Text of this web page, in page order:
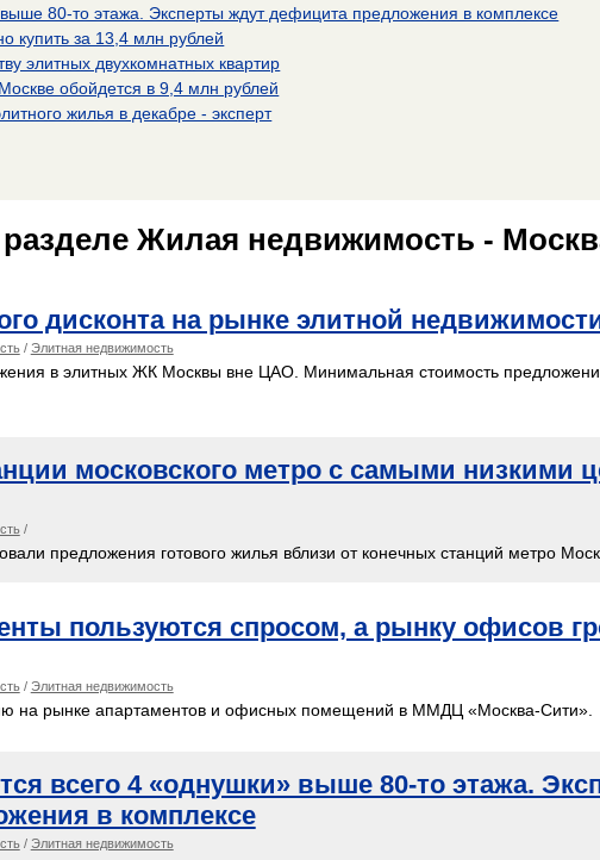
80-то этажа. Эксперты ждут дефицита предложения в комплексе
за 13,4 млн рублей
элитных двухкомнатных квартир
обойдется в 9,4 млн рублей
жилья в декабре - эксперт
Жилая недвижимость -
дисконта на рынке элитной
/ Элитная недвижимость
в элитных ЖК Москвы вне ЦАО. Минимальная стоимость
московского метро с самыми низкими
/
предложения готового жилья вблизи от конечных станций метро
пользуются спросом, а рынку офисов
/ Элитная недвижимость
на рынке апартаментов и офисных помещений в ММДЦ «Москва-Сити».
всего 4 «однушки» выше 80-то этажа.
в комплексе
/ Элитная недвижимость